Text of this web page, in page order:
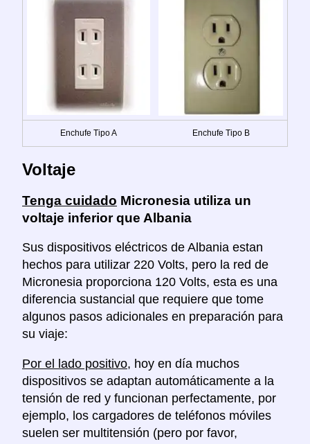
Enchufe Tipo A Enchufe Tipo B
Voltaje
Tenga cuidado Micronesia utiliza un
voltaje inferior que Albania
Sus dispositivos eléctricos de Albania estan
hechos para utilizar 220 Volts, pero la red de
Micronesia proporciona 120 Volts, esta es una
diferencia sustancial que requiere que tome
algunos pasos adicionales en preparación para
su viaje:
Por el lado positivo, hoy en día muchos
dispositivos se adaptan automáticamente a la
tensión de red y funcionan perfectamente, por
ejemplo, los cargadores de teléfonos móviles
suelen ser multitensión (pero por favor,